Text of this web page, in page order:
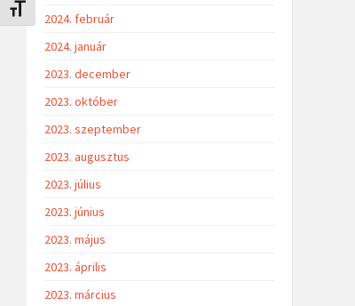
Betűméret váltása
2024. február
2024. január
2023. december
2023. október
2023. szeptember
2023. augusztus
2023. július
2023. június
2023. május
2023. április
2023. március